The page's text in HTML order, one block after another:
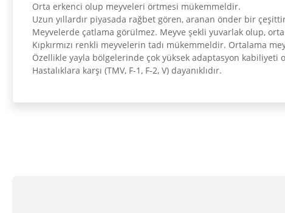
Orta erkenci olup meyveleri örtmesi mükemmeldir.
Uzun yıllardır piyasada rağbet gören, aranan önder bir
Meyvelerde çatlama görülmez. Meyve şekli yuvarlak olup,
Kıpkırmızı renkli meyvelerin tadı mükemmeldir. Ortalama
Özellikle yayla bölgelerinde çok yüksek adaptasyon kabiliyeti
Hastalıklara karşı (TMV, F-1, F-2, V) dayanıklıdır.